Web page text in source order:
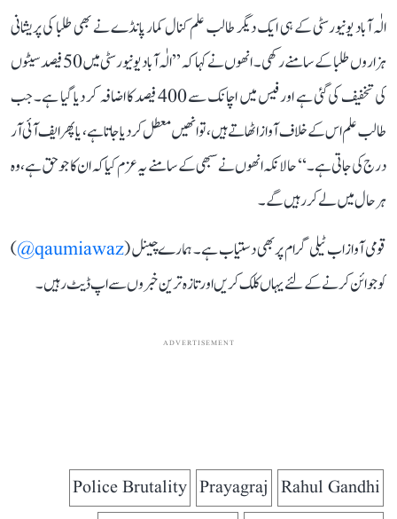
الٰہ آباد یونیورسٹی کے ہی ایک دیگر طالب علم کنال کمار پانڈے نے بھی طلبا کی پریشانی
ہزاروں طلبا کے سامنے رکھی۔ انھوں نے کہا کہ ’’الٰہ آباد یونیورسٹی میں 50 فیصد سیٹوں
کی تخفیف کی گئی ہے اور فیس میں اچانک سے 400 فیصد کا اضافہ کر دیا گیا ہے۔ جب
طالب علم اس کے خلاف آواز اٹھاتے ہیں، تو انھیں معطل کر دیا جاتا ہے، یا پھر ایف آئی آر
درج کی جاتی ہے۔‘‘ حالانکہ انھوں نے سبھی کے سامنے یہ عزم کیا کہ ان کا جو حق ہے، وہ
ہر حال میں لے کر رہیں گے۔
قومی آواز اب ٹیلی گرام پر بھی دستیاب ہے۔ ہمارے چینل (qaumiawaz@
)
کو جوائن کرنے کے لئے یہاں کلک کریں اور تازہ ترین خبروں سے اپ ڈیٹ رہیں۔
ADVERTISEMENT
Rahul Gandhi
Prayagraj
Police Brutality